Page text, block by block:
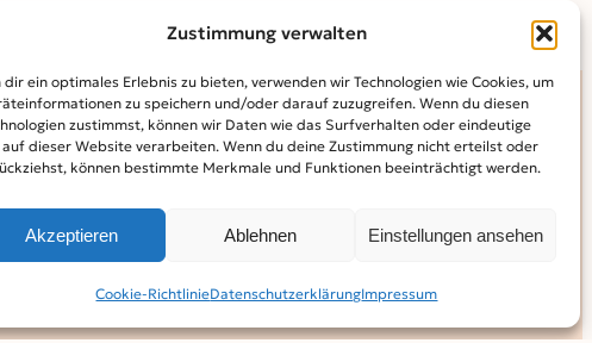
Zustimmung verwalten
dir ein optimales Erlebnis zu bieten, verwenden wir Technologien wie Cookies, um
zu speichern und/oder darauf zuzugreifen. Wenn du diesen
zustimmst, können wir Daten wie das Surfverhalten oder eindeutige
auf dieser Website verarbeiten. Wenn du deine Zustimmung nicht erteilst oder
können bestimmte Merkmale und Funktionen beeinträchtigt werden.
Akzeptieren Ablehnen Einstellungen ansehen
Cookie-RichtlinieDatenschutz­erklärungImpressum
INFO
Kontakt
Mediadaten
Über KidS
Kooperationspartner
Datenschutz­erklärung
Impressum
Cookie-Richtlinie (EU)